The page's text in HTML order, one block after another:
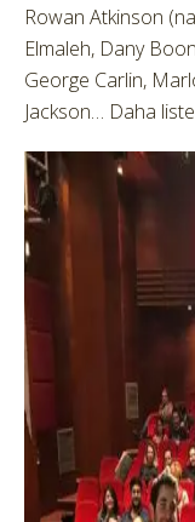
Rowan Atkinson
Elmaleh, Dany
George Carlin,
Jackson… Daha